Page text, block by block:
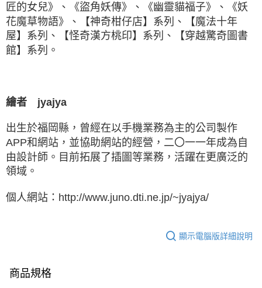
匠的女兒》、《盜角妖傳》、《幽靈貓福子》、《妖
花魔草物語》、【神奇柑仔店】系列、【魔法十年
屋】系列、【怪奇漢方桃印】系列、【穿越驚奇圖書
館】系列。
繪者 jyajya
出生於福岡縣，曾經在以手機業務為主的公司製作
APP和網站，並協助網站的經營，二〇一一年成為自
由設計師。目前拓展了插圖等業務，活躍在更廣泛的
領域。
個人網站：http://www.juno.dti.ne.jp/~jyajya/
顯示電腦版詳細說明
商品規格